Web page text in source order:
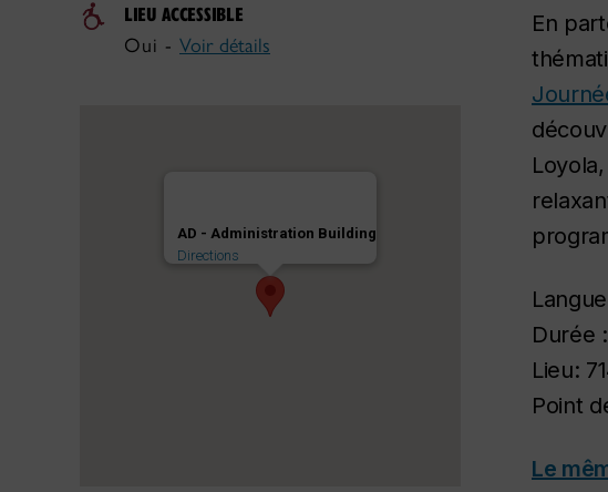
LIEU ACCESSIBLE
Oui - Voir détails
AD - Administration Building
Directions
En
Durée
Lieu:
Point
Le